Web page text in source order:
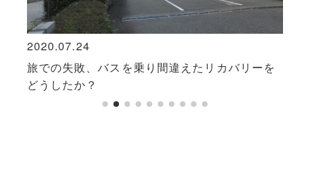
2020.07.24
旅での失敗、バスを乗り間違えたリカバリーを
どうしたか？